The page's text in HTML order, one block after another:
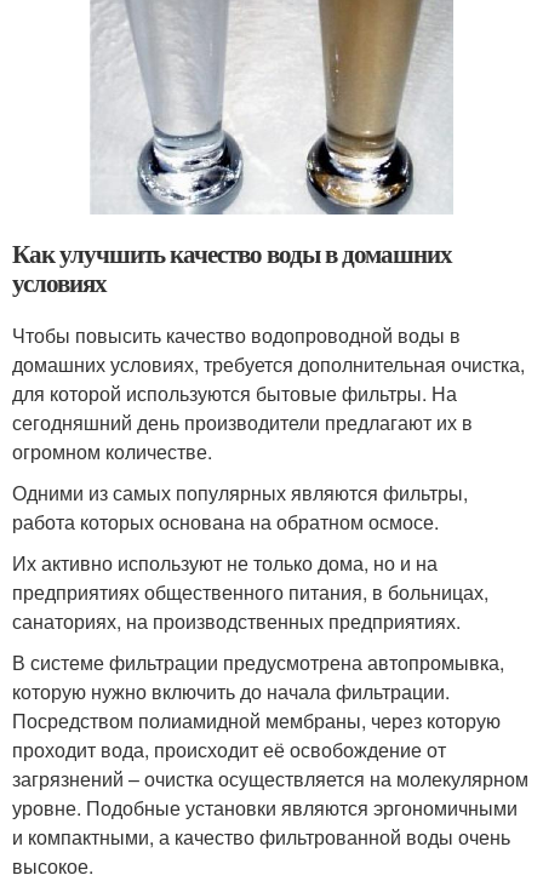
Как улучшить качество воды в домашних
условиях
Чтобы повысить качество водопроводной воды в
домашних условиях, требуется дополнительная очистка,
для которой используются бытовые фильтры. На
сегодняшний день производители предлагают их в
огромном количестве.
Одними из самых популярных являются фильтры,
работа которых основана на обратном осмосе.
Их активно используют не только дома, но и на
предприятиях общественного питания, в больницах,
санаториях, на производственных предприятиях.
В системе фильтрации предусмотрена автопромывка,
которую нужно включить до начала фильтрации.
Посредством полиамидной мембраны, через которую
проходит вода, происходит её освобождение от
загрязнений – очистка осуществляется на молекулярном
уровне. Подобные установки являются эргономичными
и компактными, а качество фильтрованной воды очень
высокое.